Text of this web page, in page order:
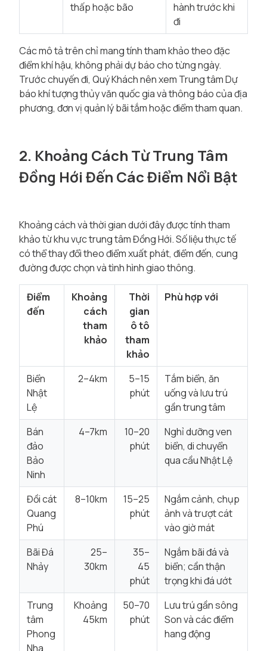
thấp hoặc bão
hành trước khi
đi
Các mô tả trên chỉ mang tính tham khảo theo đặc
điểm khí hậu, không phải dự báo cho từng ngày.
Trước chuyến đi, Quý Khách nên xem Trung tâm Dự
báo khí tượng thủy văn quốc giavà thông báo của địa
phương, đơn vị quản lý bãi tắm hoặc điểm tham quan.
2. Khoảng Cách Từ Trung Tâm
Đồng Hới Đến Các Điểm Nổi Bật
Khoảng cách và thời gian dưới đây được tính tham
khảo từ khu vực trung tâm Đồng Hới. Số liệu thực tế
có thể thay đổi theo điểm xuất phát, điểm đến, cung
đường được chọn và tình hình giao thông.
Điểm
đến
Khoảng
cách
tham
khảo
Thời
gian
ô tô
tham
khảo
Phù hợp với
Biển
Nhật
Lệ
2–4km
5–15
phút
Tắm biển, ăn
uống và lưu trú
gần trung tâm
Bán
đảo
Bảo
Ninh
4–7km
10–20
phút
Nghỉ dưỡng ven
biển, di chuyển
qua cầu Nhật Lệ
Đồi cát
Quang
Phú
8–10km
15–25
phút
Ngắm cảnh, chụp
ảnh và trượt cát
vào giờ mát
Bãi Đá
Nhảy
25–
30km
35–
45
phút
Ngắm bãi đá và
biển; cần thận
trọng khi đá ướt
Trung
tâm
Phong
Nha
Khoảng
45km
50–70
phút
Lưu trú gần sông
Son và các điểm
hang động